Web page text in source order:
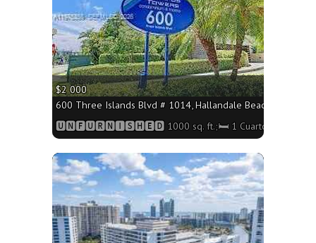
$2 000
600 Three Islands Blvd # 1014, Hallandale Beach FL
🆄🅽🅵🆄🆁🅽🅸🆂🅷🅴🅳 1000 sq. ft.;🛏 1 Cuarto/🛁2 Baños
More